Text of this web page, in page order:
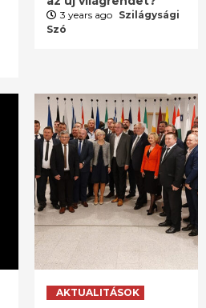
3 years ago Szilágysági
Szó
AKTUALITÁSOK